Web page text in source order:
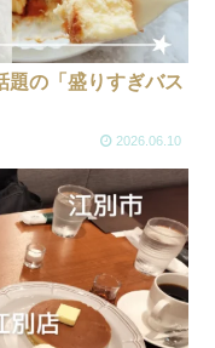
題の「盛りすぎバス
2026.06.10